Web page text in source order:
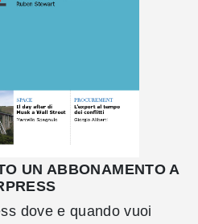
UN ABBONAMENTO A
dove e quando vuoi